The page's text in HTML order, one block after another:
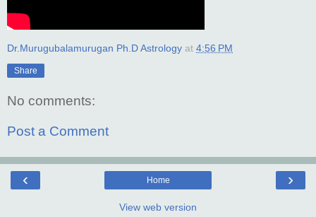
Dr.Murugubalamurugan Ph.D Astrology at 4:56 PM
Share
No comments:
Post a Comment
‹ ›
Home
View web version